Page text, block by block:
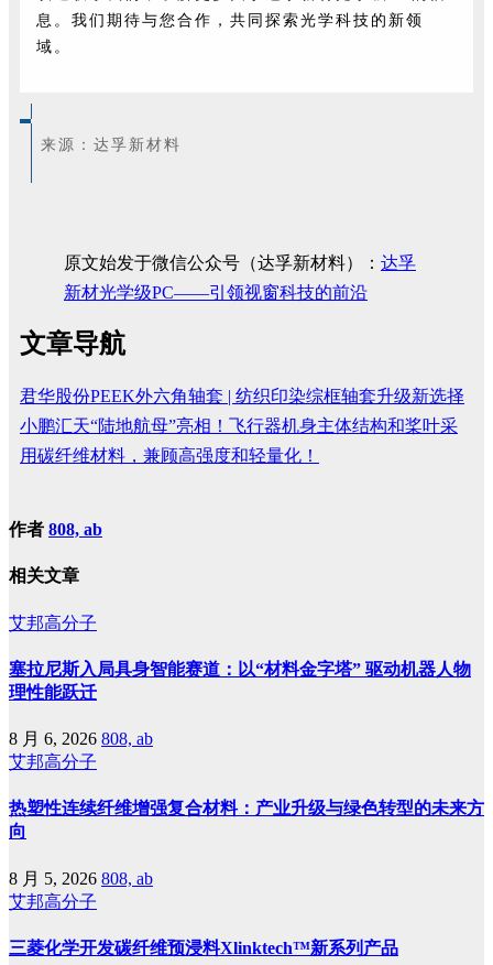
息。我们期待与您合作，共同探索光学科技的新领
域。
来源：达孚新材料
原文始发于微信公众号（达孚新材料）： 达孚
新材光学级PC——引领视窗科技的前沿
文章导航
君华股份PEEK外六角轴套 | 纺织印染综框轴套升级新选择
小鹏汇天“陆地航母”亮相！飞行器机身主体结构和桨叶采
用碳纤维材料，兼顾高强度和轻量化！
作者 808, ab
相关文章
艾邦高分子
塞拉尼斯入局具身智能赛道：以“材料金字塔” 驱动机器人物
理性能跃迁
8 月 6, 2026 808, ab
艾邦高分子
热塑性连续纤维增强复合材料：产业升级与绿色转型的未来方
向
8 月 5, 2026 808, ab
艾邦高分子
三菱化学开发碳纤维预浸料Xlinktech™新系列产品